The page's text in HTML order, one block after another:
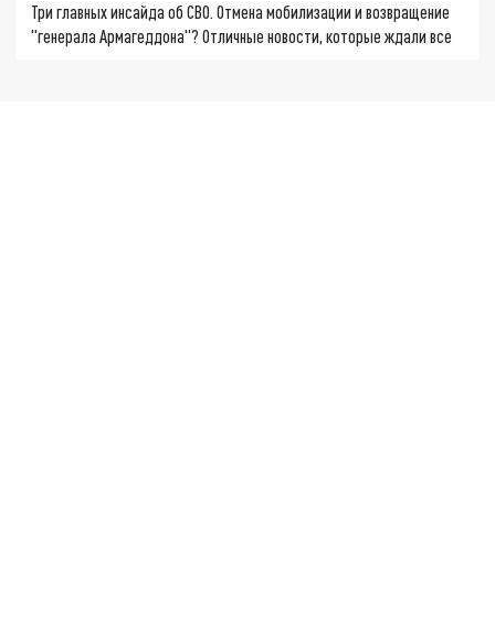
Три главных инсайда об СВО. Отмена мобилизации и возвращение
"генерала Армагеддона"? Отличные новости, которые ждали все